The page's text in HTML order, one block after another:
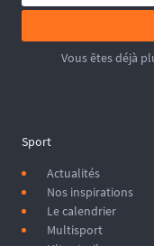
Vous êtes déjà
Sport
Actualités
Nos inspirations
Le calendrier
Multisport